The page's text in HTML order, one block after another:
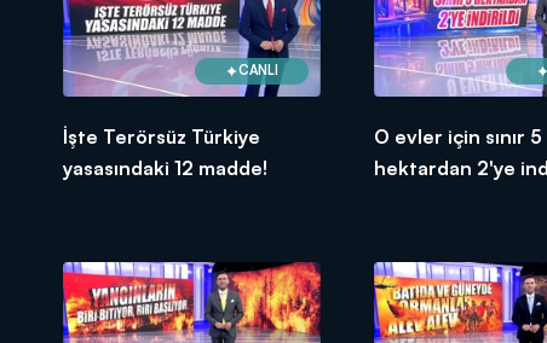
CANLI
İşte Terörsüz Türkiye
yasasındaki 12 madde!
O evler için sınır 5
hektardan 2'ye